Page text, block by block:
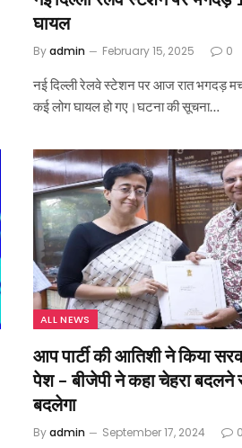
घायल
Byadmin February 15, 2025 0
नई दिल्ली रेलवे स्टेशन पर आज रात भगदड़
कई लोग घायल हो गए।घटना की सूचना…
ALL NEWS
आप पार्टी की आतिशी ने किया
पेश – बीजेपी ने कहा चेहरा बदलने
बदलेगा
Byadmin September 17, 2024 0